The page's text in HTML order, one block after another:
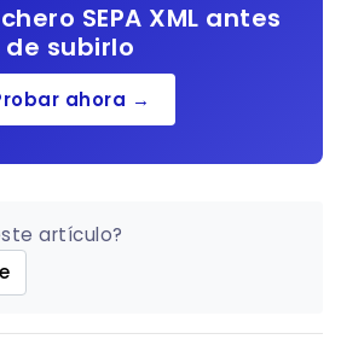
SEPA XML antes
de subirlo
ahora →
artículo?